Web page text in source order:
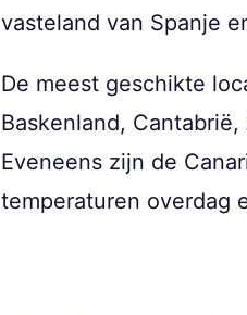
vasteland van Spanje
De meest geschikte
Baskenland,
Eveneens zijn de
temperaturen overdag